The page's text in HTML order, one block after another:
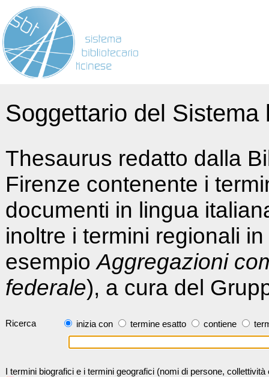
Soggettario del
Thesaurus redatto dalla
Firenze contenente i
documenti in lingua
inoltre i termini regionali
esempioAggregazioni
federale), a cura del
Ricerca inizia con termine esatto contiene
I termini biografici e i termini geografici (nomi di persone,